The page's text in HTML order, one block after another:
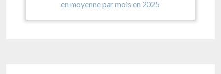
en moyenne par mois en 2025